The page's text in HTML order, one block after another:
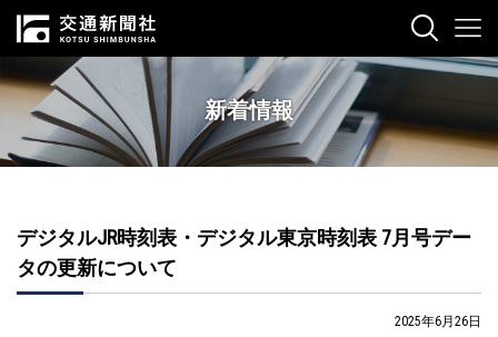
新着情報
デジタルJR時刻表・デジタル東京時刻表 7月号デー
タの更新について
2025年6月26日